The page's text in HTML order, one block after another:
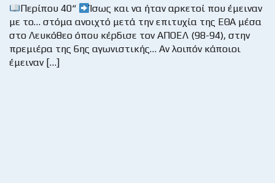
Περίπου 40“
Ίσως και να ήταν αρκετοί που έμειναν
με το… στόμα ανοιχτό μετά την επιτυχία της ΕΘΑ μέσα
στο Λευκόθεο όπου κέρδισε τον ΑΠΟΕΛ (98-94), στην
πρεμιέρα της 6ης αγωνιστικής… Αν λοιπόν κάποιοι
έμειναν […]